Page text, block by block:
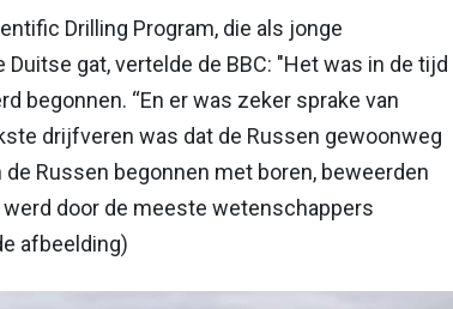
Drilling Program, die als jonge
gat, vertelde de BBC: "Het was in de tijd
begonnen. “En er was zeker sprake van
drijfveren was dat de Russen gewoonweg
Russen begonnen met boren, beweerden
door de meeste wetenschappers
afbeelding)